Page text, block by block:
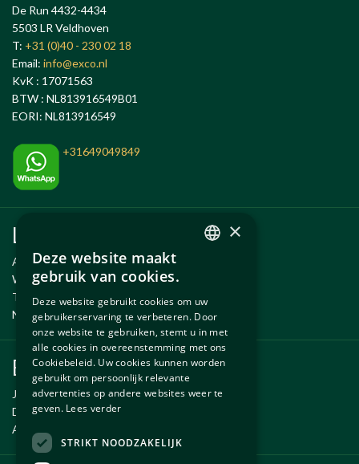
De Run 4432-4434
5503 LR Veldhoven
T: +31 (0)40 - 230 02 18
Email: info@exco.nl
KvK : 17071563
BTW : NL813916549B01
EORI: NL813916549
+31649049849
Links
Anlässe
Wartung und Reparatur
Temporäre Fahrzeug
Neue und gebrauchte erzsatzteile
Ersatzteile
Jaguar ersatzteile
Daimler ersatzteile
Aston Martin ersatzteile
×
Deze website maakt
gebruik van cookies.
Deze website gebruikt cookies om uw
gebruikerservaring te verbeteren. Door
onze website te gebruiken, stemt u in met
alle cookies in overeenstemming met ons
Cookiebeleid. Uw cookies kunnen worden
gebruikt om persoonlijk relevante
advertenties op andere websites weer te
geven. Lees verder
STRIKT NOODZAKELIJK